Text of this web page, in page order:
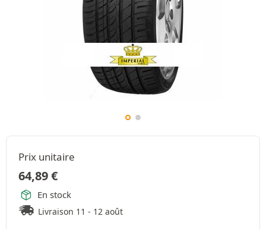
Prix unitaire
64,89€
En stock
Livraison 11 - 12 août